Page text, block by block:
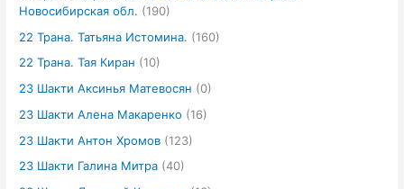
Новосибирская обл. (190)
22 Трана. Татьяна Истомина. (160)
22 Трана. Тая Киран (10)
23 Шакти Аксинья Матевосян (0)
23 Шакти Алена Макаренко (16)
23 Шакти Антон Хромов (123)
23 Шакти Галина Митра (40)